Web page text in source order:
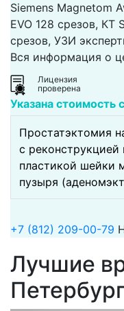
Siemens Magnetom
EVO 128 срезов, КТ
срезов, УЗИ
Вся информация о
Лицензия
проверена
Указана стоимость
Простатэктомия
с реконструкцией
пластикой шейки
пузыря
+7 (812) 209-00-79
Лучшие